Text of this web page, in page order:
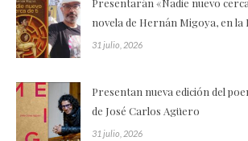
novela de Hernán Migoya, en la
31 julio, 2026
Presentan nueva edición del
de José Carlos Agüero
31 julio, 2026